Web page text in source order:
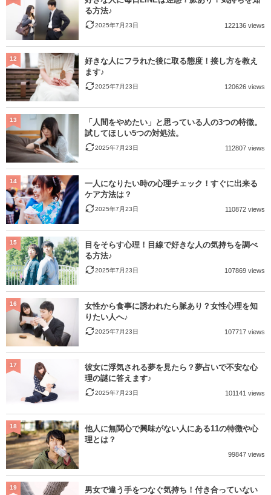
る方法♪
2025年7月23日 122136 views
好きな人にフラれた後に取る態度！接し方を教え
ます♪
2025年7月23日 120626 views
12
「人間をやめたい」と思っている人の3つの特徴。
試してほしい5つの対処法。
2025年7月23日 112807 views
13
一人になりたい時の心理チェック！すぐに出来る
ケア方法は？
2025年7月23日 110872 views
14
目をそらす心理！目線で好きな人の気持ちを調べ
る方法♪
2025年7月23日 107869 views
15
女性から食事に誘われたら脈あり？女性心理を知
りたい人へ♪
2025年7月23日 107717 views
16
彼女に浮気される夢を見たら？夢占いで不安な心
理の謎に答えます♪
2025年7月23日 101141 views
17
他人に無関心で興味がない人にある11の特徴や心
理とは？
99847 views
18
男女で違う手をつなぐ気持ち！付き合っていない
19